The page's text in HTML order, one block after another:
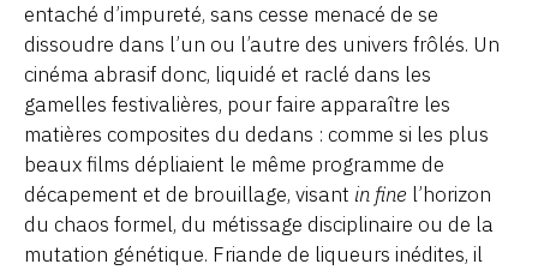
entaché d’impureté, sans cesse menacé de se
dissoudre dans l’un ou l’autre des univers frôlés. Un
cinéma abrasif donc, liquidé et raclé dans les
gamelles festivalières, pour faire apparaître les
matières composites du dedans : comme si les plus
beaux films dépliaient le même programme de
décapement et de brouillage, visant in fine l’horizon
du chaos formel, du métissage disciplinaire ou de la
mutation génétique. Friande de liqueurs inédites, il